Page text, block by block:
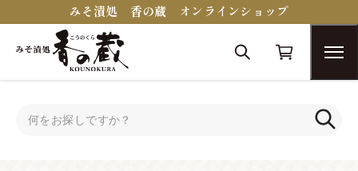
みそ漬処 香の蔵 オンラインショップ